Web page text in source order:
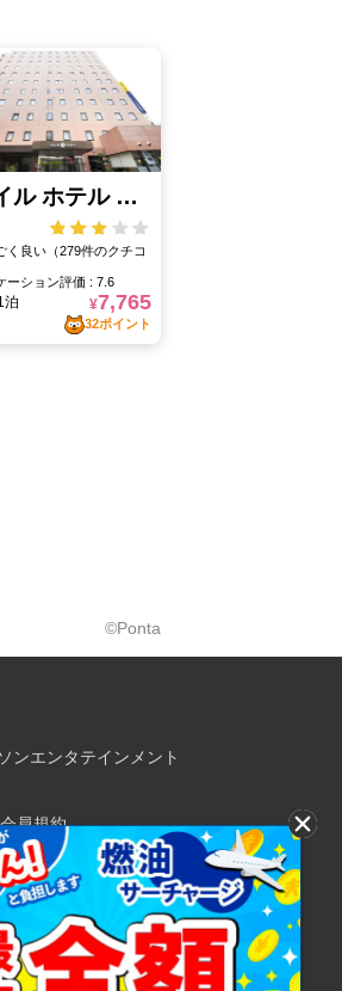
©Ponta
ンエンタテインメント
員規約
扱いについて
針